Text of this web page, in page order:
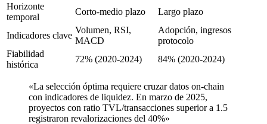
Horizonte
temporal
Corto-medio plazo Largo plazo
Indicadores clave
Volumen, RSI,
MACD
Adopción, ingresos
protocolo
Fiabilidad
histórica
72% (2020-2024) 84% (2020-2024)
«La selección óptima requiere cruzar datos on-chain
con indicadores de liquidez. En marzo de 2025,
proyectos con ratio TVL/transacciones superior a 1.5
registraron revalorizaciones del 40%»